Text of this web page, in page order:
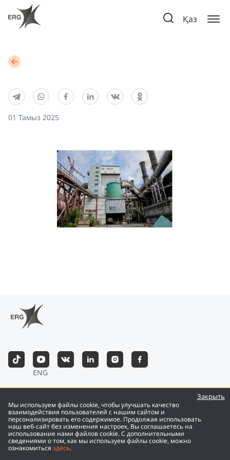
Мы используем файлы cookie, чтобы улучшать качество
взаимодействия пользователей с нашим сайтом и
персонализировать его содержимое. Продолжая использовать
наш веб-сайт без изменения настроек, Вы соглашаетесь на
использование нами файлов cookie. С дополнительными
сведениями о том, как мы используем файлы cookie, можно
ознакомиться здесь.
Закрыть
Қаз
01 Тамыз 2025
ENG